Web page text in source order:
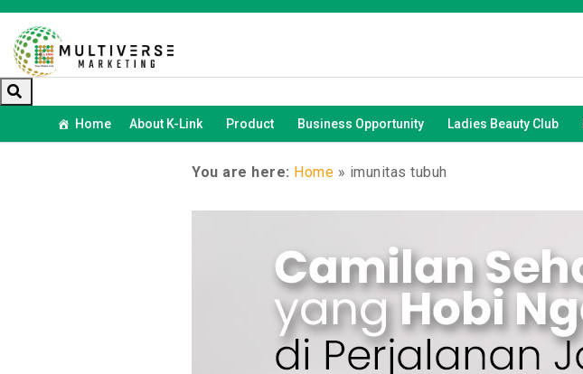
Home About K-Link Product Business Opportunity Ladies Beauty Club
You are here: Home » imunitas tubuh